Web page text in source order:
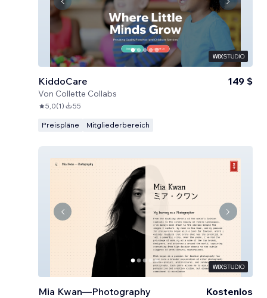
KiddoCare
Von Collette Collabs
149 $
5,0(1) 55
Preispläne Mitgliederbereich
Mia Kwan—Photography Kostenlos